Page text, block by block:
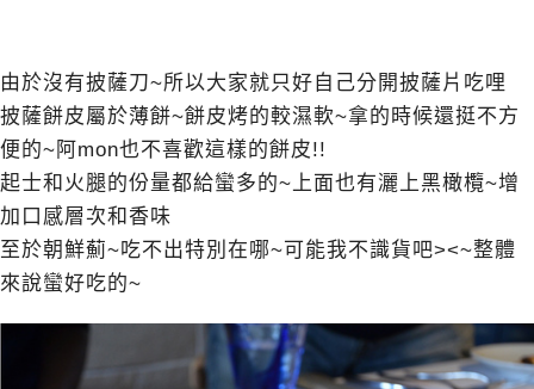
由於沒有披薩刀~所以大家就只好自己分開披薩片吃哩
披薩餅皮屬於薄餅~餅皮烤的較濕軟~拿的時候還挺不方
便的~阿mon也不喜歡這樣的餅皮!!
起士和火腿的份量都給蠻多的~上面也有灑上黑橄欖~增
加口感層次和香味
至於朝鮮薊~吃不出特別在哪~可能我不識貨吧><~整體
來說蠻好吃的~